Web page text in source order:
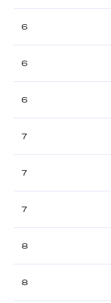
6
6
6
7
7
7
8
8